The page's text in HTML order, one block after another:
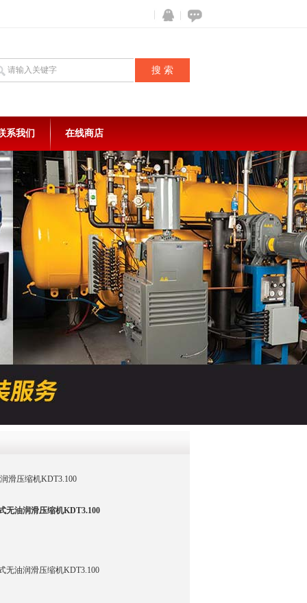
在线咨
系我们 在线商店
滑压缩机KDT3.100
无油润滑压缩机KDT3.100
无油润滑压缩机KDT3.100